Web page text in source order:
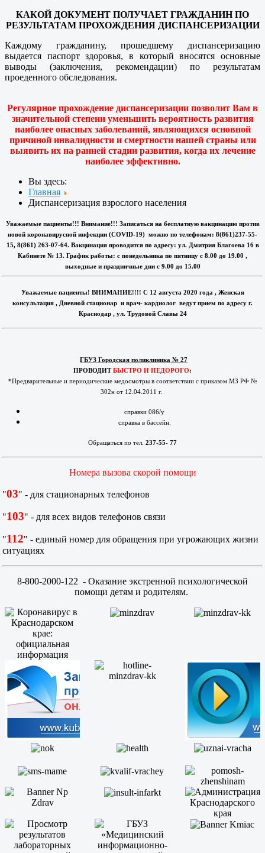
КАКОЙ ДОКУМЕНТ ПОЛУЧАЕТ ГРАЖДАНИН ПО
РЕЗУЛЬТАТАМ ПРОХОЖДЕНИЯ ДИСПАНСЕРИЗАЦИИ
Каждому гражданину, прошедшему диспансеризацию
выдается паспорт здоровья, в который вносятся основные
выводы (заключения, рекомендации) по результатам
проеденного обследования.
Регулярное прохождение диспансеризации позволит Вам в
значительной степени уменьшить вероятность развития
наиболее опасных заболеваний, являющихся основной
причиной инвалидности и смертности нашей страны или
выявить их на ранней стадии развития, когда их лечение
наиболее эффективно.
Вы здесь:
Главная
Диспансеризация взрослого населения
Уважаемые пациенты!!! Внимание!!! Записаться на бесплатную вакцинацию против
новой коронавирусной инфекции (COVID-19) можно по телефонам: 8(861)237-55-
15, 8(861) 263-07-64. Вакцинация проводится по адресу: ул. Дмитрия Благоева 16 в
Кабинете № 13. График работы: с понедельника по пятницу с 8.00 до 19.00 ,
выходные и праздничные дни с 9.00 до 15.00
Уважаемые пациенты! ВНИМАНИЕ!!!! С 12 августа 2020 года , Женская
консультация , Дневной стационар и врач- кардиолог ведут прием по адресу г.
Краснодар , ул. Трудовой Славы 24
ГБУЗ Городская поликлиника № 27
ПРОВОДИТБЫСТРО И НЕДОРОГО:
*Предварительные и периодические медосмотры в соответствии с приказом МЗ РФ №
302н от 12.04.2011 г.
справки 086/у
справка в бассейн.
Обращаться по тел. 237-55- 77
Номера вызова скорой помощи
"03" - для стационарных телефонов
"103" - для всех видов телефонов связи
"112" - единый номер для обращения при угрожающих жизни
ситуациях
8-800-2000-122 - Оказание экстренной психологической
помощи детям и родителям.